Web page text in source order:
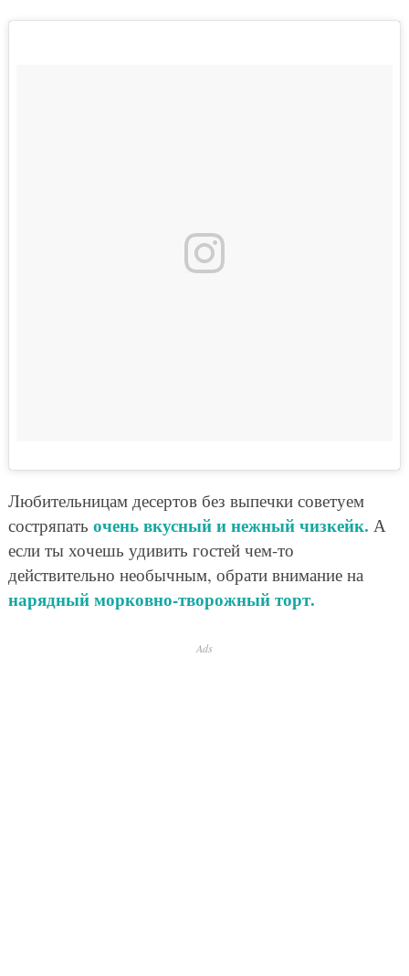
Любительницам десертов без выпечки советуем
состряпать очень вкусный и нежный чизкейк. А
если ты хочешь удивить гостей чем-то
действительно необычным, обрати внимание на
нарядный морковно-творожный торт.
Ads